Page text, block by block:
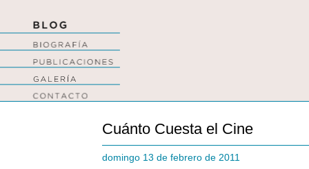
Cuánto Cuesta el Cine
domingo 13 de febrero de 2011